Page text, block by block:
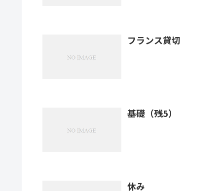
フランス貸切
基礎（残5）
休み